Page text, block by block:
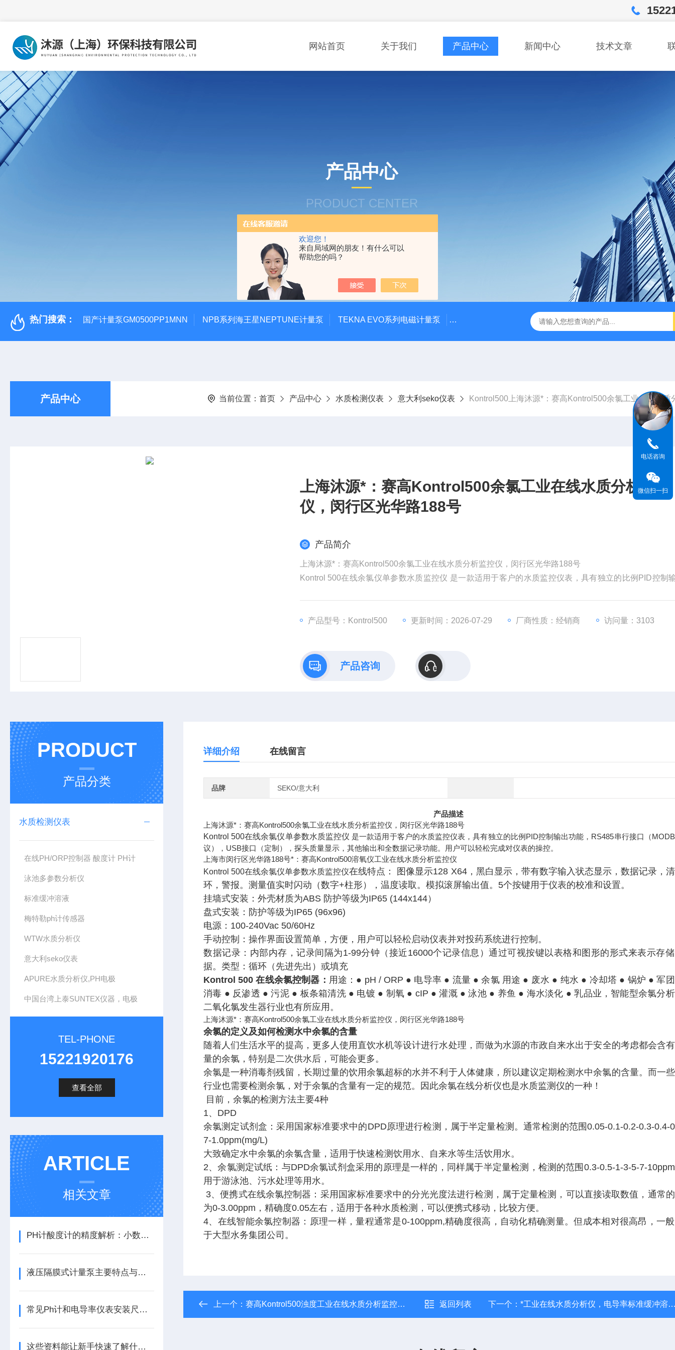
欢迎您！
来自局域网的朋友！有什么可以
帮助您的吗？
网站首页 关于我们 产品中心 新闻中心 技术文章
产品中心
PRODUCT CENTER
热门搜索： 国产计量泵GM0500PP1MNN NPB系列海王星NEPTUNE计量泵 TEKNA EVO系列电磁计量泵 脉冲阻尼器 NPB0330PQ1MNN海王星Neptune计量泵/美
产品中心 当前位置： 首页 产品中心 水质检测仪表 意大利seko仪表 Kontrol500上海沐源*：赛高Kontrol500余氯工业在线水质分析监控仪，闵行区光华路
上海沐源*：赛高Kontrol500余氯工业在线水质分析监控
仪，闵行区光华路188号
产品简介
上海沐源*：赛高Kontrol500余氯工业在线水质分析监控仪，闵行区光华路188号
Kontrol 500在线余氯仪单参数水质监控仪 是一款适用于客户的水质监控仪表，具有独立的比例PID控制
产品型号：Kontrol500
更新时间：2026-07-29 厂商性质：经销商 访问量：3103
产品咨询
PRODUCT
产品分类
水质检测仪表
在线PH/ORP控制器 酸度计 PH计
泳池多参数分析仪
标准缓冲溶液
梅特勒ph计传感器
WTW水质分析仪
意大利seko仪表
APURE水质分析仪,PH电极
中国台湾上泰SUNTEX仪器，电极
TEL-PHONE
15221920176
查看全部
ARTICLE
相关文章
PH计酸度计的精度解析：小数点后几位才够“准”？
液压隔膜式计量泵主要特点与应用
常见Ph计和电导率仪表安装尺寸图
这些资料能让新手快速了解什么是机械隔膜计量泵！
详细介绍 在线留言
品牌 SEKO/意大利
产品描述
上海沐源*：赛高Kontrol500余氯工业在线水质分析监控仪，闵行区光华路188号
Kontrol 500在线余氯仪单参数水质监控仪 是一款适用于客户的水质监控仪表，具有独立的比例PID控制输出功能，RS485串行接口（
议），USB接口（定制），探头质量显示，其他输出和全数据记录功能。用户可以轻松完成对仪表的操控。
上海市闵行区光华路188号*：赛高Kontrol500溶氧仪工业在线水质分析监控仪
Kontrol 500在线余氯仪单参数水质监控仪在线特点： 图像显示128 X64，黑白显示，带有数字输入状态显示，数据记录，
环，警报。测量值实时闪动（数字+柱形），温度读取。模拟滚屏输出值。5个按键用于仪表的校准和设置。
挂墙式安装：外壳材质为ABS 防护等级为IP65 (144x144）
盘式安装：防护等级为IP65 (96x96)
电源：100-240Vac 50/60Hz
手动控制：操作界面设置简单，方便，用户可以轻松启动仪表并对投药系统进行控制。
数据记录：内部内存，记录间隔为1-99分钟（接近16000个记录信息）通过可视按键以表格和图形的形式来表示存
据。类型：循环（先进先出）或填充
Kontrol 500 在线余氯控制器： 用途：● pH / ORP ● 电导率 ● 流量 ● 余氯 用途 ● 废水 ● 纯水 ● 冷却塔 ● 锅炉 ● 军
消毒 ● 反渗透 ● 污泥 ● 板条箱清洗 ● 电镀 ● 制氧 ● cIP ● 灌溉 ● 泳池 ● 养鱼 ● 海水淡化 ● 乳品业，智能型余氯分
二氧化氯发生器行业也有所应用。
上海沐源*：赛高Kontrol500余氯工业在线水质分析监控仪，闵行区光华路188号
余氯的定义及如何检测水中余氯的含量
随着人们生活水平的提高，更多人使用直饮水机等设计进行水处理，而做为水源的市政自来水出于安全的考虑都会含
量的余氯，特别是二次供水后，可能会更多。
余氯是一种消毒剂残留，长期过量的饮用余氯超标的水并不利于人体健康，所以建议定期检测水中余氯的含量。而一
行业也需要检测余氯，对于余氯的含量有一定的规范。因此余氯在线分析仪也是水质监测仪的一种！
目前，余氯的检测方法主要4种
1、DPD
余氯测定试剂盒：采用国家标准要求中的DPD原理进行检测，属于半定量检测。通常检测的范围0.05-0.1-0.2-0.3-0.4-
7-1.0ppm(mg/L)
大致确定水中余氯的余氯含量，适用于快速检测饮用水、自来水等生活饮用水。
2、余氯测定试纸：与DPD余氯试剂盒采用的原理是一样的，同样属于半定量检测，检测的范围 0.3-0.5-1-3-5-7-
用于游泳池、污水处理等用水。
3、便携式在线余氯控制器：采用国家标准要求中的分光光度法进行检测，属于定量检测，可以直接读取数值，通常
为0-3.00ppm，精确度0.05左右，适用于各种水质检测，可以便携式移动，比较方便。
4、在线智能余氯控制器：原理一样，量程通常是0-100ppm,精确度很高，自动化精确测量。但成本相对很高昂，一
于大型水务集团公司。
上一个： 赛高Kontrol500浊度工业在线水质分析监控仪，闵行区光华路188号* 返回列表 下一个：*工业在线水质分析仪，电导率标准缓冲溶液，上泰仪器用电导率标准缓冲溶液
电话咨询
微信扫一扫